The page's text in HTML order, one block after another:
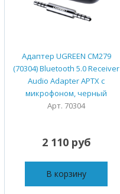
Адаптер UGREEN CM279
(70304) Bluetooth 5.0 Receiver
Audio Adapter APTX с
микрофоном, черный
Арт. 70304
2 110 руб
В корзину